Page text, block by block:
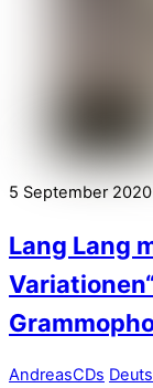
5 September 2020
Lang Lang
AndreasCDs